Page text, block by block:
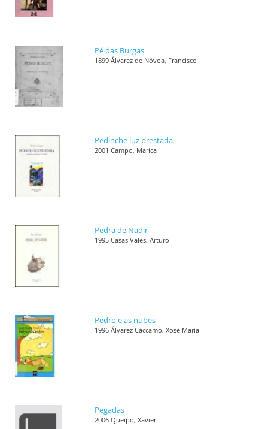
Pé das Burgas
1899 Álvarez de Nóvoa, Francisco
Pedinche luz prestada
2001 Campo, Marica
Pedra de Nadir
1995 Casas Vales, Arturo
Pedro e as nubes
1996 Álvarez Cáccamo, Xosé María
Pegadas
2006 Queipo, Xavier